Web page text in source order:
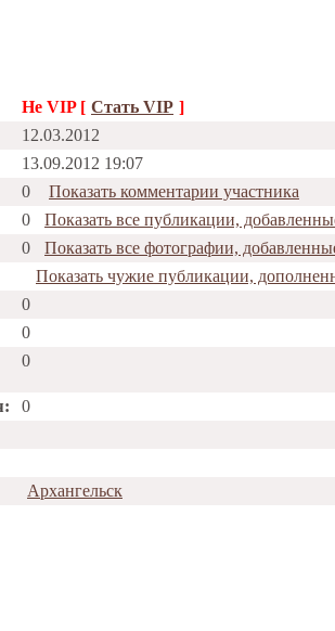
Не VIP [ Стать VIP ]
12.03.2012
13.09.2012 19:07
0
Показать комментарии участника
0
Показать все публикации,
0
Показать все фотографии,
Показать чужие публикации,
0
0
0
0
Архангельск